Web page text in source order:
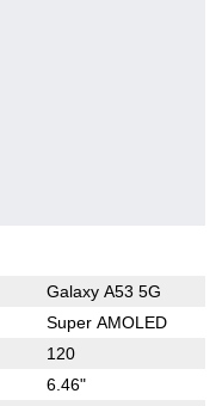
Galaxy A53 5G
Super AMOLED
120
6.46"